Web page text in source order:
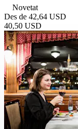
Novetat
Des de 42,64 USD
40,50 USD